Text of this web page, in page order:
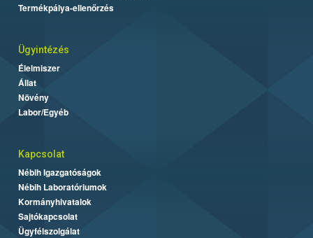
Termékpálya-ellenőrzés
Ügyintézés
Élelmiszer
Állat
Növény
Labor/Egyéb
Kapcsolat
Nébih Igazgatóságok
Nébih Laboratóriumok
Kormányhivatalok
Sajtókapcsolat
Ügyfélszolgálat